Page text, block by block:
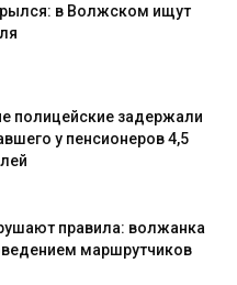
в Волжском ищут
полицейские задержали
у пенсионеров 4,5
правила: волжанка
маршрутчиков